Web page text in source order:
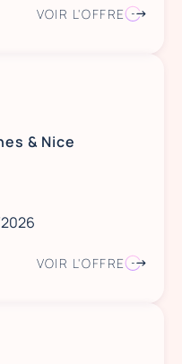
VOIR L'OFFRE
& Nice
VOIR L'OFFRE